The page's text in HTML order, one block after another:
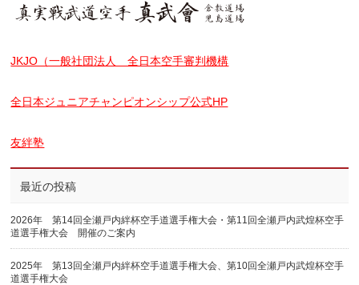
JKJO（一般社団法人 全日本空手審判機構
全日本ジュニアチャンピオンシップ公式HP
友絆塾
最近の投稿
2026年 第14回全瀬戸内絆杯空手道選手権大会・第11回全瀬戸内武煌杯空手
道選手権大会 開催のご案内
2025年 第13回全瀬戸内絆杯空手道選手権大会、第10回全瀬戸内武煌杯空手
道選手権大会